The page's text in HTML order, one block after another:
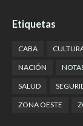
Etiquetas
CABA
NACIÓN
SALUD
ZONA OESTE